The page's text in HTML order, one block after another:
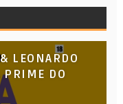
LEONARDO
PRIME DO